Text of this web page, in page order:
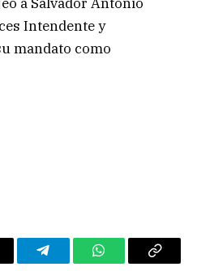
a Salvador Antonio
Intendente y
mandato como
TelegramWhatsAppCopy